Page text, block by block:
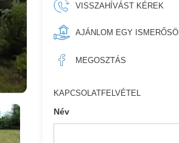
VISSZAHÍVÁST KÉREK
AJÁNLOM EGY
MEGOSZTÁS
KAPCSOLATFELVÉTEL
Név